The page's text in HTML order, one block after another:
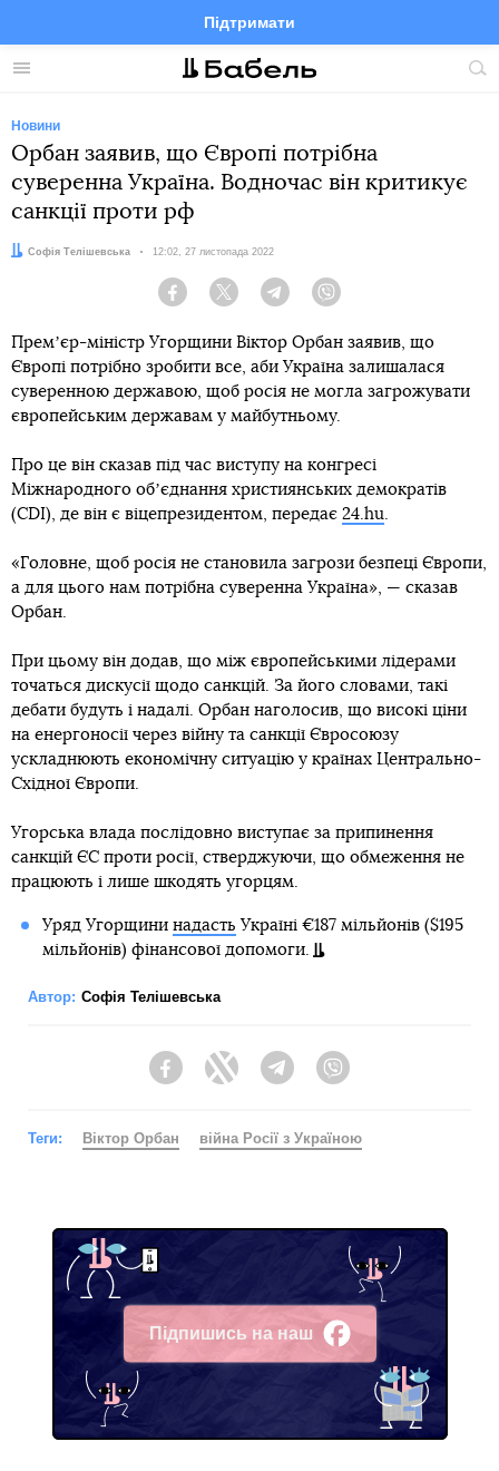
Меню
Підтримати
FacebookTelegramTwitter
Новини
Орбан заявив, що Європі потрібна
суверенна Україна. Водночас він критикує
санкції проти рф
Автор:
Софія Телішевська Дата:
12:02, 27 листопада 2022
Facebook Twitter Telegram
Премʼєр-міністр Угорщини Віктор Орбан заявив, що
Європі потрібно зробити все, аби Україна залишалася
суверенною державою, щоб росія не могла загрожувати
європейським державам у майбутньому.
Про це він сказав під час виступу на конгресі
Міжнародного обʼєднання християнських демократів
(CDI), де він є віцепрезидентом, передає 24.hu.
«Головне, щоб росія не становила загрози безпеці Європи,
а для цього нам потрібна суверенна Україна», — сказав
Орбан.
При цьому він додав, що між європейськими лідерами
точаться дискусії щодо санкцій. За його словами, такі
дебати будуть і надалі. Орбан наголосив, що високі ціни
на енергоносії через війну та санкції Євросоюзу
ускладнюють економічну ситуацію у країнах Центрально-
Східної Європи.
Угорська влада послідовно виступає за припинення
санкцій ЄС проти росії, стверджуючи, що обмеження не
працюють і лише шкодять угорцям.
Уряд Угорщини надасть Україні €187 мільйонів ($195
мільйонів) фінансової допомоги.
Автор: Софія Телішевська
FacebookTwitter Telegram
Теги: Віктор Орбан війна Росії з Україною
Підпишись на наш
Facebook